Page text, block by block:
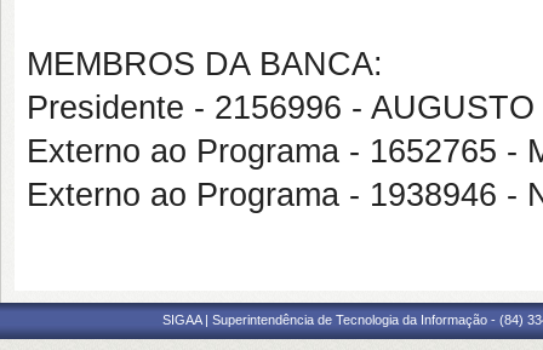
MEMBROS DA BANCA:
Presidente - 2156996 -
Externo ao Programa - 1652765 -
Externo ao Programa - 1938946 -
SIGAA | Superintendência de Tecnologia da Informação - (84)